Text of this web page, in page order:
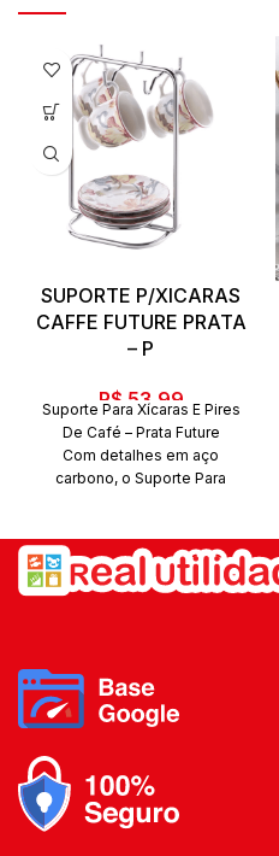
SUPORTE P/XICARAS
CAFFE FUTURE PRATA
– P
R$ 53,99
Suporte Para Xícaras E Pires
De Café – Prata Future
Com detalhes em aço
carbono, o Suporte Para
Future tem
beleza e modernidade,
deixando os seus
Além do tradicional tratamento
superficial da Future -
onde são aplicadas até 4
produtos são revestidos com
uma
camada extra do protetivo